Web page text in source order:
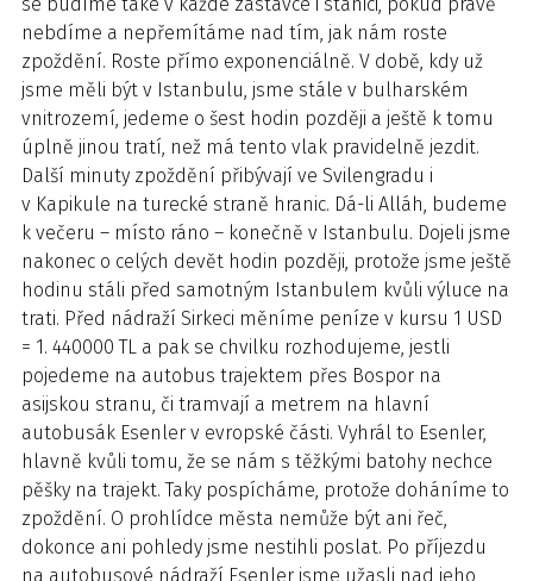
nebdíme a nepřemítáme nad tím, jak nám roste
zpoždění. Roste přímo exponenciálně. V době, kdy už
jsme měli být v Istanbulu, jsme stále v bulharském
vnitrozemí, jedeme o šest hodin později a ještě k tomu
úplně jinou tratí, než má tento vlak pravidelně jezdit.
Další minuty zpoždění přibývají ve Svilengradu i
v Kapikule na turecké straně hranic. Dá-li Alláh, budeme
k večeru – místo ráno – konečně v Istanbulu. Dojeli jsme
nakonec o celých devět hodin později, protože jsme ještě
hodinu stáli před samotným Istanbulem kvůli výluce na
trati. Před nádraží Sirkeci měníme peníze v kursu 1 USD
= 1. 440000 TL a pak se chvilku rozhodujeme, jestli
pojedeme na autobus trajektem přes Bospor na
asijskou stranu, či tramvají a metrem na hlavní
autobusák Esenler v evropské části. Vyhrál to Esenler,
hlavně kvůli tomu, že se nám s těžkými batohy nechce
pěšky na trajekt. Taky pospícháme, protože doháníme to
zpoždění. O prohlídce města nemůže být ani řeč,
dokonce ani pohledy jsme nestihli poslat. Po příjezdu
na autobusové nádraží Esenler jsme užasli nad jeho